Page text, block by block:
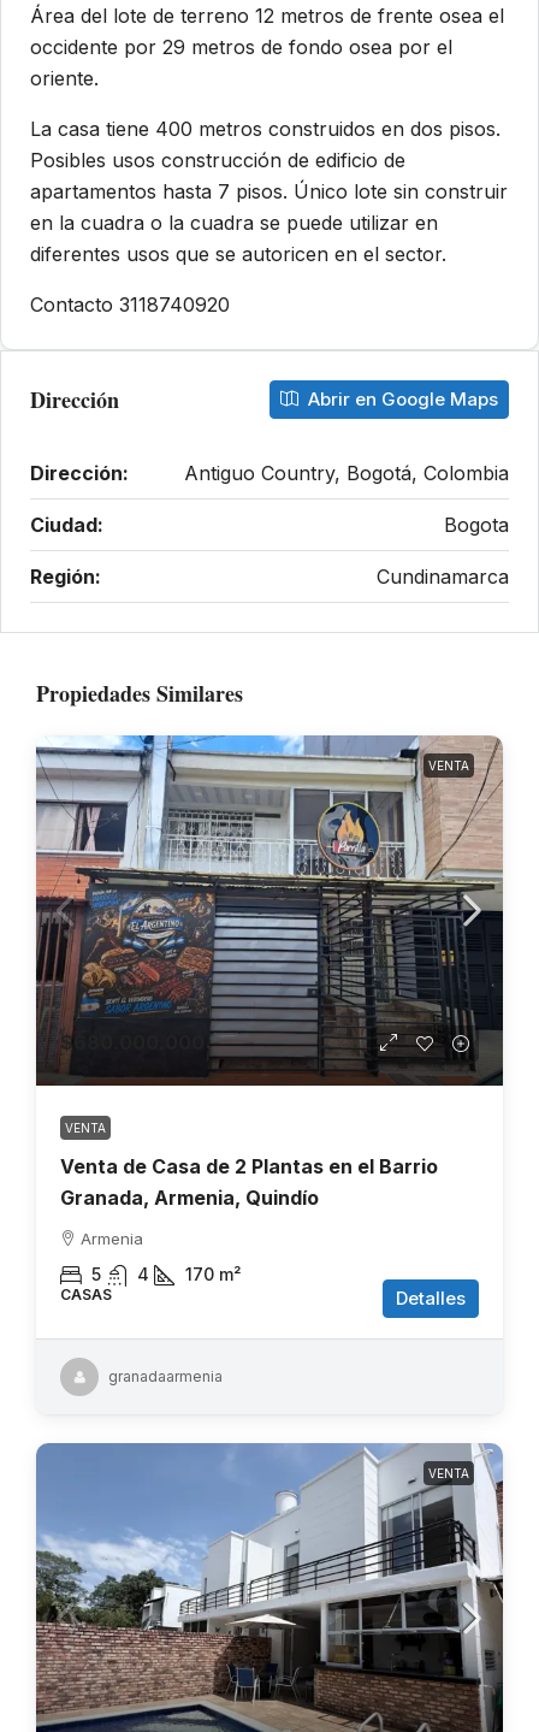
Área del lote de terreno 12 metros de frente osea el
occidente por 29 metros de fondo osea por el
oriente.
La casa tiene 400 metros construidos en dos pisos.
Posibles usos construcción de edificio de
apartamentos hasta 7 pisos. Único lote sin construir
en la cuadra o la cuadra se puede utilizar en
diferentes usos que se autoricen en el sector.
Contacto 3118740920
Dirección Abrir en Google Maps
Dirección: Antiguo Country, Bogotá, Colombia
Ciudad: Bogota
Región: Cundinamarca
Propiedades Similares
VENTA
$680.000.000
VENTA
Venta de Casa de 2 Plantas en el Barrio
Granada, Armenia, Quindío
Armenia
5 4 170 m²
CASAS Detalles
granadaarmenia
VENTA